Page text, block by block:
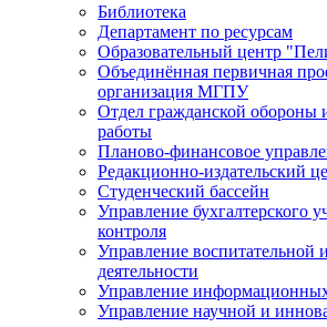
Библиотека
Департамент по ресурсам
Образовательный центр
Объединённая первичная
организация МГПУ
Отдел гражданской обороны
работы
Планово-финансовое
Редакционно-издательский
Студенческий бассейн
Управление бухгалтерского
контроля
Управление воспитательной
деятельности
Управление
Управление научной и